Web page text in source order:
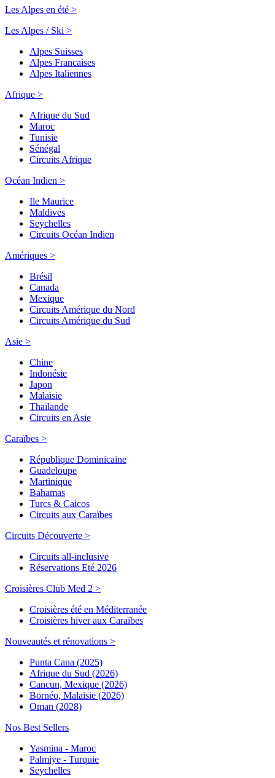
Les Alpes en été >
Les Alpes / Ski >
Alpes Suisses
Alpes Francaises
Alpes Italiennes
Afrique >
Afrique du Sud
Maroc
Tunisie
Sénégal
Circuits Afrique
Océan Indien >
Ile Maurice
Maldives
Seychelles
Circuits Océan Indien
Amériques >
Brésil
Canada
Mexique
Circuits Amérique du Nord
Circuits Amérique du Sud
Asie >
Chine
Indonésie
Japon
Malaisie
Thaïlande
Circuits en Asie
Caraïbes >
République Dominicaine
Guadeloupe
Martinique
Bahamas
Turcs & Caicos
Circuits aux Caraïbes
Circuits Découverte >
Circuits all-inclusive
Réservations Eté 2026
Croisières Club Med 2 >
Croisières été en Méditerranée
Croisières hiver aux Caraïbes
Nouveautés et rénovations >
Punta Cana (2025)
Afrique du Sud (2026)
Cancun, Mexique (2026)
Bornéo, Malaisie (2026)
Oman (2028)
Nos Best Sellers
Yasmina - Maroc
Palmiye - Turquie
Seychelles